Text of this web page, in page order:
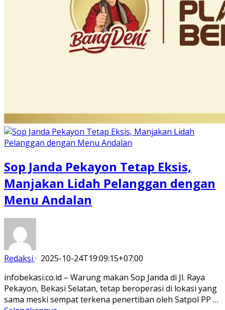
Sop Janda Pekayon Tetap Eksis,
Manjakan Lidah Pelanggan dengan
Menu Andalan
Redaksi · 2025-10-24T19:09:15+07:00
infobekasi.co.id – Warung makan Sop Janda di Jl. Raya
Pekayon, Bekasi Selatan, tetap beroperasi di lokasi yang
sama meski sempat terkena penertiban oleh Satpol PP …